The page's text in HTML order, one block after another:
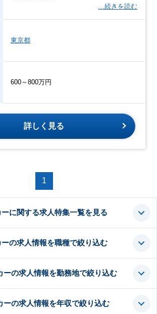
…続きを読む
東京都
600～800万円
詳しく見る
1
に関する求人特集一覧を見る
の求人情報を職種で絞り込む
ーの求人情報を勤務地で絞り込む
ーの求人情報を年収で絞り込む